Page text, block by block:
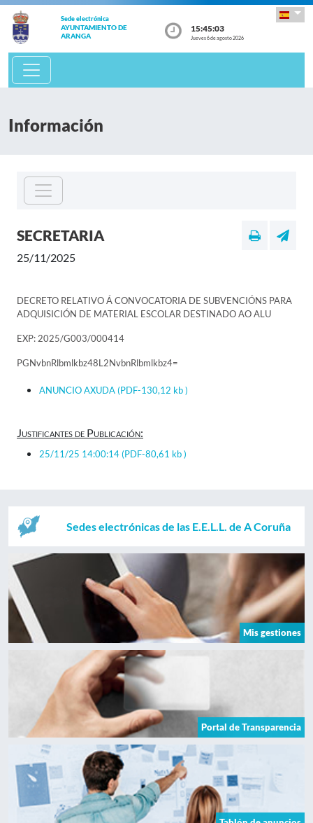
Sede electrónica
AYUNTAMIENTO DE
ARANGA
15:45:03
Jueves 6 de agosto 2026
Información
SECRETARIA
25/11/2025
DECRETO RELATIVO Á CONVOCATORIA DE SUBVENCIÓNS PARA
ADQUISICIÓN DE MATERIAL ESCOLAR DESTINADO AO ALU
EXP: 2025/G003/000414
PGNvbnRlbmlkbz48L2NvbnRlbmlkbz4=
ANUNCIO AXUDA(PDF-130,12 kb )
Justificantes de Publicación:
25/11/25 14:00:14(PDF-80,61 kb )
Sedes electrónicas de las E.E.L.L. de A Coruña
Mis gestiones
Portal de Transparencia